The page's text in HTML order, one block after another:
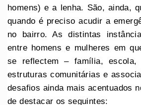
homens) e a lenha. São, ainda,
quando é preciso acudir a
no bairro. As distintas
entre homens e mulheres em
se reflectem – família, escola,
estruturas comunitárias e
desafios ainda mais acentuados
de destacar os seguintes: